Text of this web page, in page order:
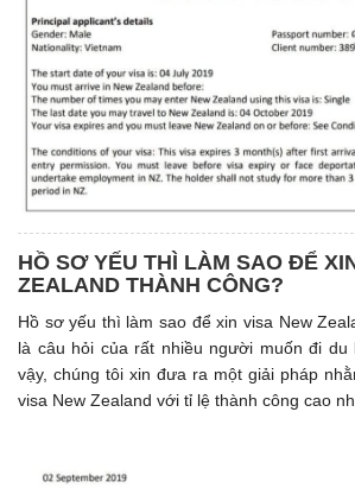
HỒ SƠ YẾU THÌ LÀM SAO ĐỂ
ZEALAND THÀNH CÔNG?
Hồ sơ yếu thì làm sao để xin visa New
là câu hỏi của rất nhiều người muốn đi du
vậy, chúng tôi xin đưa ra một giải pháp
visa New Zealand với tỉ lệ thành công cao